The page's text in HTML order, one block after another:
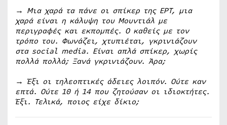
→ Μια χαρά τα πάνε οι σπίκερ της ΕΡΤ, μια
χαρά είναι η κάλυψη του Μουντιάλ με
περιγραφές και εκπομπές. Ο καθείς με τον
τρόπο του. Φωνάζει, χτυπιέται, γκρινιάζουν
στα social media. Είναι απλά σπίκερ, χωρίς
πολλά πολλά; Ξανά γκρινιάζουν. Άρα;
→ Έξι οι τηλεοπτικές άδειες λοιπόν. Ούτε καν
επτά. Ούτε 10 ή 14 που ζητούσαν οι ιδιοκτήτες.
Έξι. Τελικά, ποιος είχε δίκιο;